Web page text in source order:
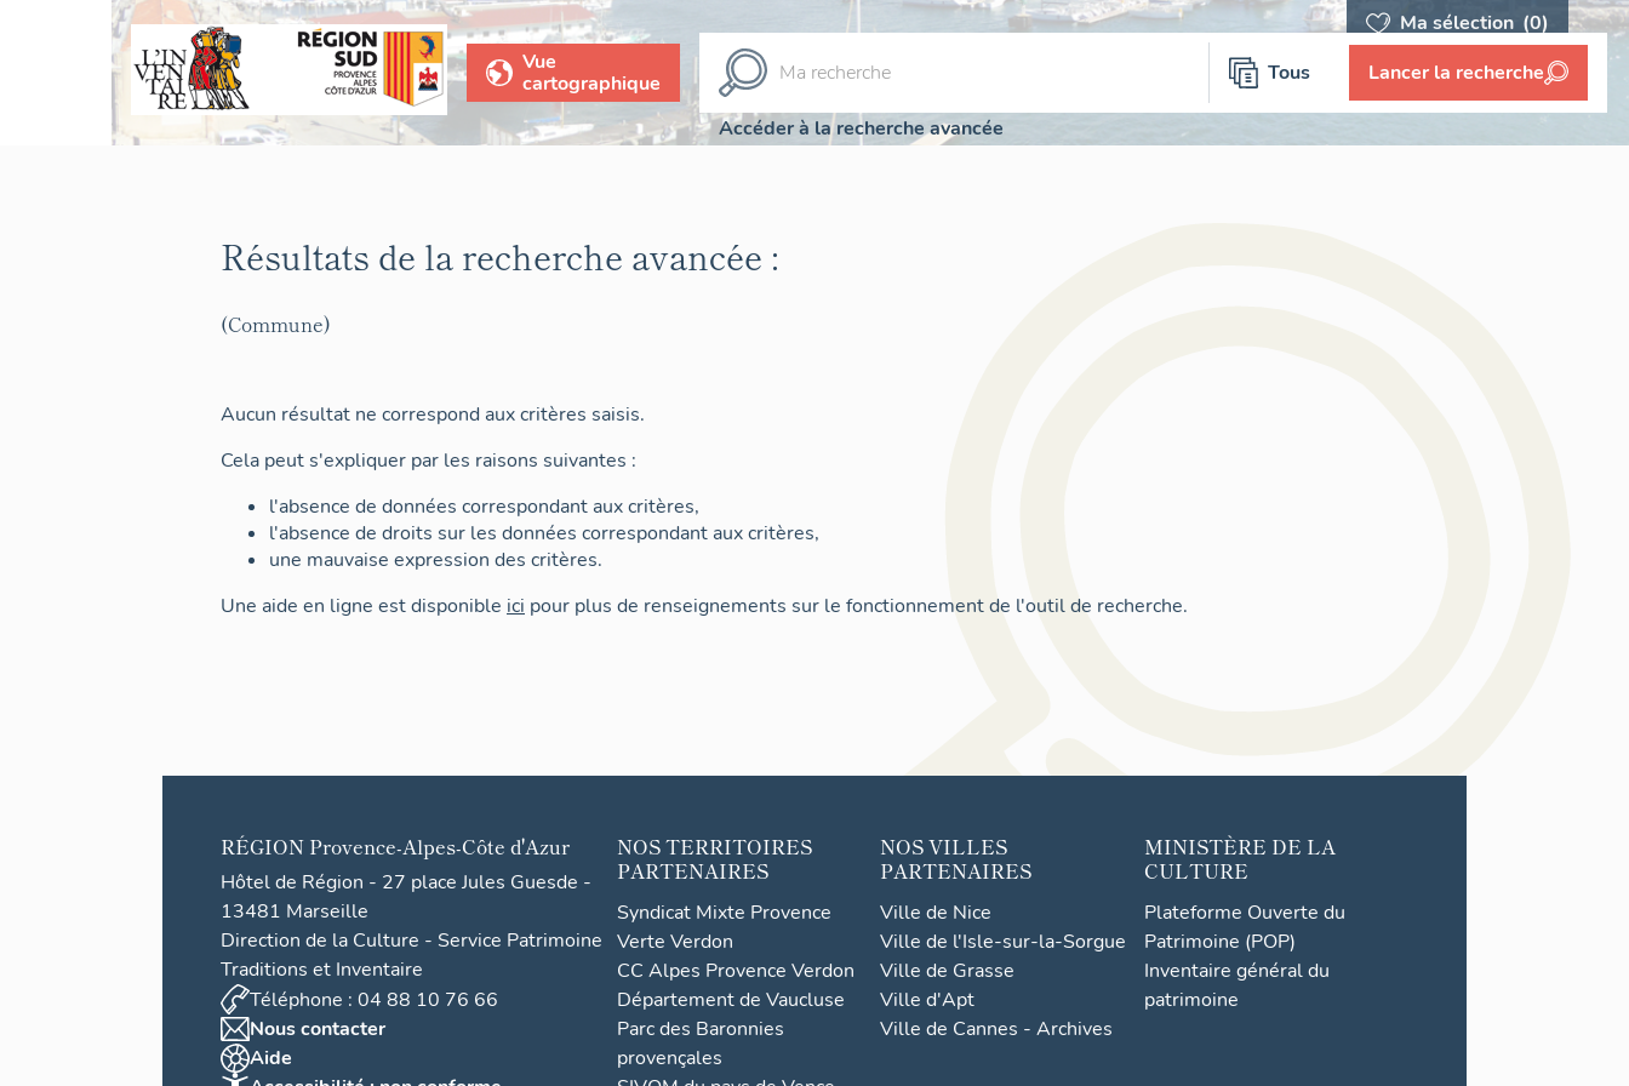
Ma sélection (0)
Vue
cartographique
Tous Lancer la recherche
Accéder à la recherche avancée
Résultats de la recherche avancée :
(Commune)
Aucun résultat ne correspond aux critères saisis.
Cela peut s'expliquer par les raisons suivantes :
l'absence de données correspondant aux critères,
l'absence de droits sur les données correspondant aux critères,
une mauvaise expression des critères.
Une aide en ligne est disponible ici pour plus de renseignements sur le fonctionnement de l'outil de recherche.
RÉGION Provence-Alpes-Côte d'Azur
Hôtel de Région - 27 place Jules Guesde -
13481 Marseille
Direction de la Culture - Service Patrimoine
Traditions et Inventaire
Téléphone : 04 88 10 76 66
Nous contacter
Aide
NOS TERRITOIRES
PARTENAIRES
Syndicat Mixte Provence
Verte Verdon
CC Alpes Provence Verdon
Département de Vaucluse
Parc des Baronnies
provençales
NOS VILLES
PARTENAIRES
Ville de Nice
Ville de l'Isle-sur-la-Sorgue
Ville de Grasse
Ville d'Apt
Ville de Cannes - Archives
MINISTÈRE DE LA
CULTURE
Plateforme Ouverte du
Patrimoine (POP)
Inventaire général du
patrimoine